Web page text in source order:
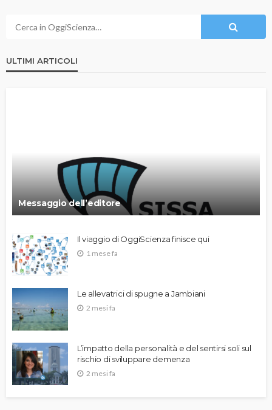
ULTIMI ARTICOLI
Messaggio dell’editore
Il viaggio di OggiScienza finisce qui
1 mese fa
Le allevatrici di spugne a Jambiani
2 mesi fa
L’impatto della personalità e del sentirsi soli sul
rischio di sviluppare demenza
2 mesi fa